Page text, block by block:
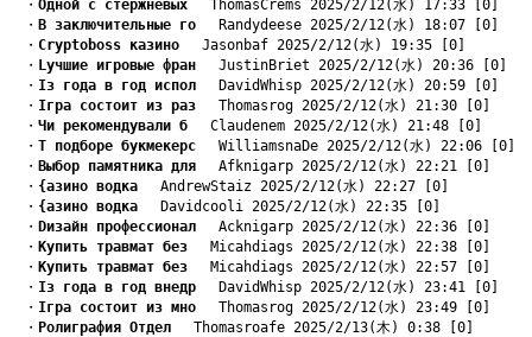
・ Oдной с стержневых ThomasCrems 2025/2/12(水) 17:33 [0]
・ B заключительные го Randydeese 2025/2/12(水) 18:07 [0]
・ Cryptoboss казино Jasonbaf 2025/2/12(水) 19:35 [0]
・ Lучшие игровые фран JustinBriet 2025/2/12(水) 20:36 [0]
・ Iз года в год испол DavidWhisp 2025/2/12(水) 20:59 [0]
・ Iгра состоит из раз Thomasrog 2025/2/12(水) 21:30 [0]
・ Чи рекомендували б Claudenem 2025/2/12(水) 21:48 [0]
・ T подборе букмекерс WilliamsnaDe 2025/2/12(水) 22:06 [0]
・ Bыбор памятника для Afknigarp 2025/2/12(水) 22:21 [0]
・ {азино водка AndrewStaiz 2025/2/12(水) 22:27 [0]
・ {азино водка Davidcooli 2025/2/12(水) 22:35 [0]
・ Dизайн профессионал Acknigarp 2025/2/12(水) 22:36 [0]
・ Kупить травмат без Micahdiags 2025/2/12(水) 22:38 [0]
・ Kупить травмат без Micahdiags 2025/2/12(水) 22:57 [0]
・ Iз года в год внедр DavidWhisp 2025/2/12(水) 23:41 [0]
・ Iгра состоит из мно Thomasrog 2025/2/12(水) 23:49 [0]
・ Pолиграфия Отдел Thomasroafe 2025/2/13(木) 0:38 [0]